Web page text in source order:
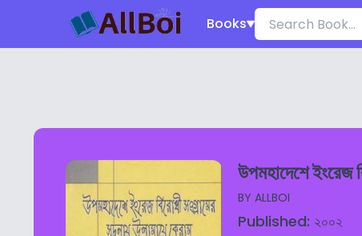
Books
উপমহাদেশে ইংরেজ
BY ALLBOI
Published: ২০০২